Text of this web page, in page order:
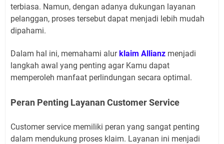
terbiasa. Namun, dengan adanya dukungan layanan
pelanggan, proses tersebut dapat menjadi lebih mudah
dipahami.
Dalam hal ini, memahami alurklaim Allianz menjadi
langkah awal yang penting agar Kamu dapat
memperoleh manfaat perlindungan secara optimal.
Peran Penting Layanan Customer Service
Customer service memiliki peran yang sangat penting
dalam mendukung proses klaim. Layanan ini menjadi